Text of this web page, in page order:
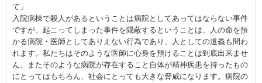
て」
入院病棟で殺人があるということは病院としてあってはならない事件
ですが、起こってしまった事件を隠蔽するということは、人の命を預
かる病院・医師としてありえない行為であり、人としての道義も問わ
れます。私たちはそのような医師に心身を預けることは到底出来ませ
ん。またそのような病院が存在すること自体が精神疾患を持ったもの
にとってはもちろん、社会にとっても大きな脅威になります。病院の